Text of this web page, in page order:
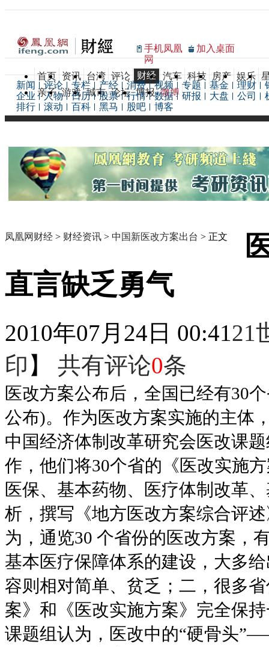
手机凤凰
网
加入桌面
首页 资讯 台湾 评论 财经 汽车 科技 房产 娱乐
亲子 游戏 城市 论坛 博报 微博
新闻 评论 专栏 产经 消费 视频 专题 基金 理财
企业
人物 日历 股票 行情 数据 研报 大盘 公司
排行
滚动 百科 黑马 股吧 博客
凤凰网财经 > 财经资讯 > 中国新医改方案出台 > 正文
直言缺乏勇气
2010年07月24日 00:4121
印 】 共有评论0条
医改方案公布后，全国已经有30
公布)。作为医改方案实施的主体
中国经济体制改革研究会医改课
作，他们将30个省的《医改实施
医保、基本药物、医疗体制改革
析，撰写《地方医改方案综合评
为，通览30 个省份的医改方案，
基本医疗保障体系的建设，大多
容则相对简单、贫乏；二，很多
案》和《医改实施方案》完全保
课题组认为，医改中的“硬骨头